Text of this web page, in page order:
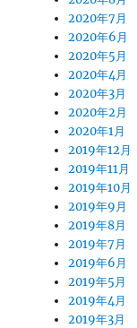
2020年7月
2020年6月
2020年5月
2020年4月
2020年3月
2020年2月
2020年1月
2019年12月
2019年11月
2019年10月
2019年9月
2019年8月
2019年7月
2019年6月
2019年5月
2019年4月
2019年3月